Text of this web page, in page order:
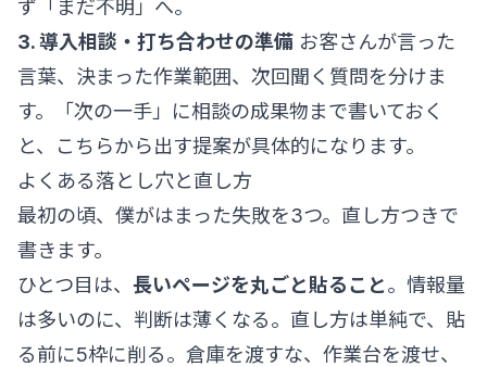
ず「まだ不明」へ。
3. 導入相談・打ち合わせの準備 お客さんが言った
言葉、決まった作業範囲、次回聞く質問を分けま
す。「次の一手」に相談の成果物まで書いておく
と、こちらから出す提案が具体的になります。
よくある落とし穴と直し方
最初の頃、僕がはまった失敗を3つ。直し方つきで
書きます。
ひとつ目は、 長いページを丸ごと貼ること。情報量
は多いのに、判断は薄くなる。直し方は単純で、貼
る前に5枠に削る。倉庫を渡すな、作業台を渡せ、